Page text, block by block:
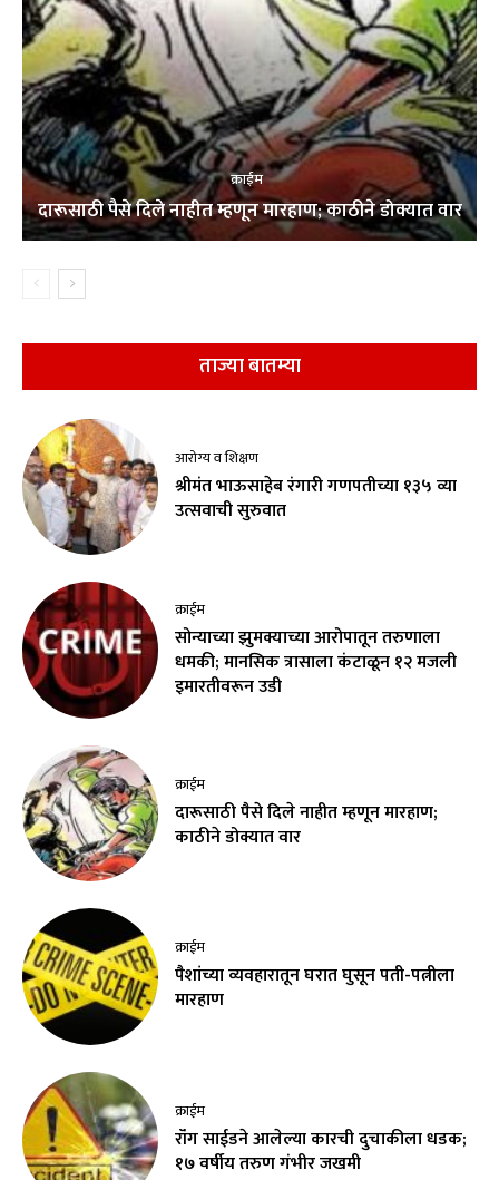
क्राईम
दारूसाठी पैसे दिले नाहीत म्हणून मारहाण; काठीने डोक्यात वार
ताज्या बातम्या
आरोग्य व शिक्षण
श्रीमंत भाऊसाहेब रंगारी गणपतीच्या १३५ व्या
उत्सवाची सुरुवात
क्राईम
सोन्याच्या झुमक्याच्या आरोपातून तरुणाला
धमकी; मानसिक त्रासाला कंटाळून १२ मजली
इमारतीवरून उडी
क्राईम
दारूसाठी पैसे दिले नाहीत म्हणून मारहाण;
काठीने डोक्यात वार
क्राईम
पैशांच्या व्यवहारातून घरात घुसून पती-पत्नीला
मारहाण
क्राईम
रॉंग साईडने आलेल्या कारची दुचाकीला धडक;
१७ वर्षीय तरुण गंभीर जखमी